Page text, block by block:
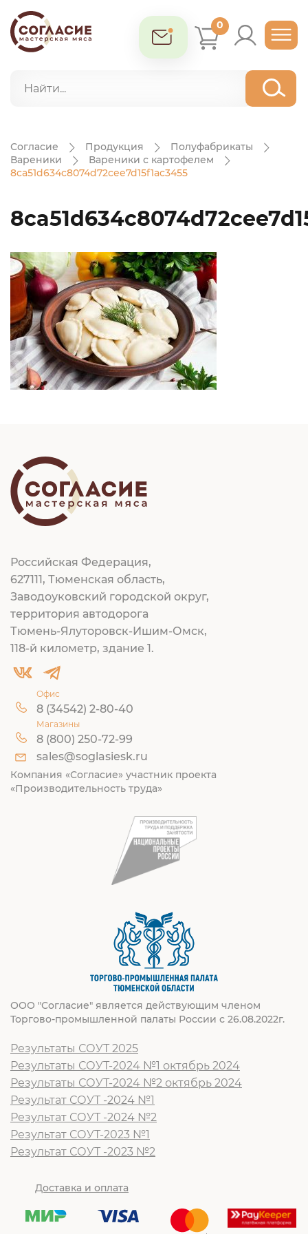
0
Согласие Продукция
Полуфабрикаты
Вареники
Вареники с картофелем
8ca51d634c8074d72cee7d15f1ac3455
Российская Федерация,
627111, Тюменская область,
Заводоуковский городской округ,
территория автодорога
Тюмень-Ялуторовск-Ишим-Омск,
118-й километр, здание 1.
Офис
8 (34542) 2-80-40
Магазины
8 (800) 250-72-99
sales@soglasiesk.ru
Компания «Согласие» участник проекта
«Производительность труда»
ООО "Согласие" является действующим членом
Торгово-промышленной палаты России с 26.08.2022г.
Результаты СОУТ 2025
Результаты СОУТ-2024 №1 октябрь 2024
Результаты СОУТ-2024 №2 октябрь 2024
Результат СОУТ -2024 №1
Результат СОУТ -2024 №2
Результат СОУТ-2023 №1
Результат СОУТ -2023 №2
Доставка и оплата